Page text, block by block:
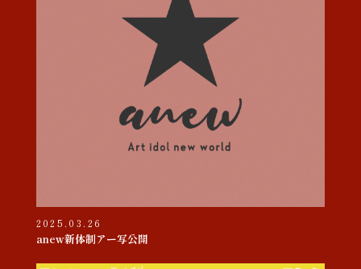
2025.03.26
anew新体制アー写公開